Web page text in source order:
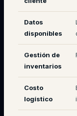
Datos
disponibles
Gestión de
inventarios
Costo
logístico